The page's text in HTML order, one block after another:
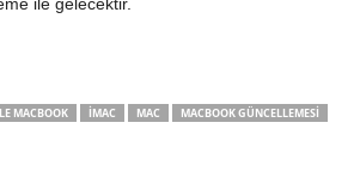
MACBOOK IMAC MAC
MACBOOK GÜNCELLEMESI